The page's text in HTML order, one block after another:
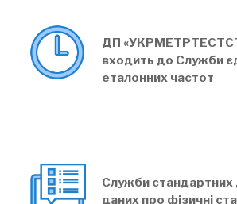
ДП
входить до Служби
еталонних частот
Служби стандартних
даних про фізичні